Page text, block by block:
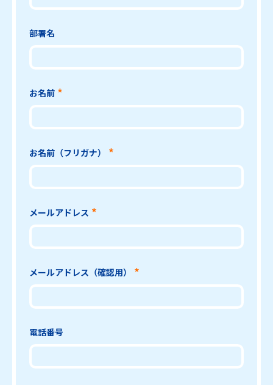
部署名
お名前
お名前（フリガナ）
メールアドレス
メールアドレス（確認用）
電話番号